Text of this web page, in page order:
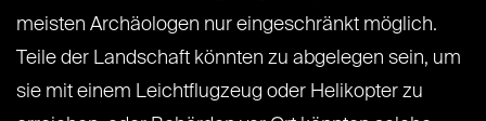
meisten Archäologen nur eingeschränkt möglich.
Teile der Landschaft könnten zu abgelegen sein, um
sie mit einem Leichtflugzeug oder Helikopter zu